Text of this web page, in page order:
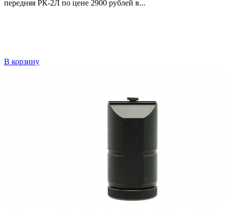
передняя РК-2Л по цене 2900 рублей в...
В корзину